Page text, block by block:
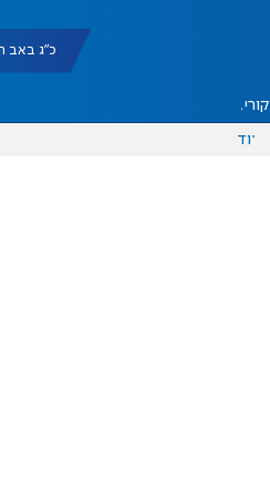
כ"ג באב תשפ"ו
עוד